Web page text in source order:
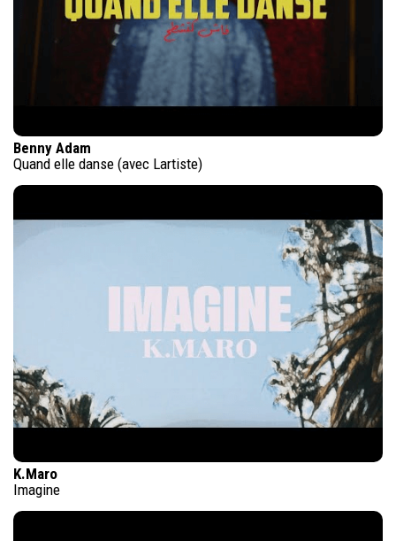
Benny Adam
Quand elle danse (avec Lartiste)
K.Maro
Imagine